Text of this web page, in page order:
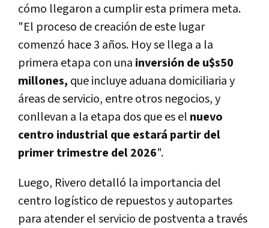
cómo llegaron a cumplir esta primera meta.
"El proceso de creación de este lugar
comenzó hace 3 años. Hoy se llega a la
primera etapa con una inversión de u$s50
millones, que incluye aduana domiciliaria y
áreas de servicio, entre otros negocios, y
conllevan a la etapa dos que es el nuevo
centro industrial que estará partir del
primer trimestre del 2026".
Luego, Rivero detalló la importancia del
centro logístico de repuestos y autopartes
para atender el servicio de postventa a través